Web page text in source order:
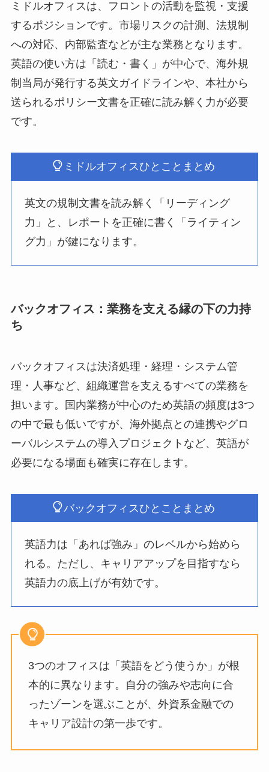
ミドルオフィスは、フロントの活動を監視・支援
するポジションです。市場リスクの計測、法規制
への対応、内部監査などが主な業務となります。
英語の使い方は「読む・書く」が中心で、海外規
制当局が発行する英文ガイドラインや、本社から
送られるポリシー文書を正確に読み解く力が必要
です。
ミドルオフィスひとことまとめ
英文の規制文書を読み解く「リーディング
力」と、レポートを正確に書く「ライティン
グ力」が鍵になります。
バックオフィス：業務を支える縁の下の力持
ち
バックオフィスは決済処理・経理・システム管
理・人事など、組織運営を支えるすべての業務を
担います。国内業務が中心のため英語の頻度は3つ
の中で最も低いですが、海外拠点との連携やグロ
ーバルシステムの導入プロジェクトなど、英語が
必要になる場面も確実に存在します。
バックオフィスひとことまとめ
英語力は「あれば強み」のレベルから始めら
れる。ただし、キャリアアップを目指すなら
英語力の底上げが有効です。
3つのオフィスは「英語をどう使うか」が根
本的に異なります。自分の強みや志向に合
ったゾーンを選ぶことが、外資系金融での
キャリア設計の第一歩です。